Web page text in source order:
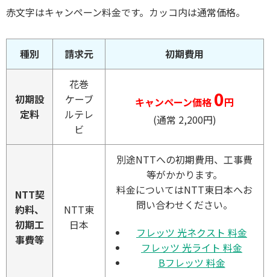
赤文字はキャンペーン料金です。カッコ内は通常価格。
種別 請求元 初期費用
初期設
定料
花巻
ケーブ
ルテレ
ビ
キャンペーン価格 0円
(通常 2,200円)
NTT契
約料、
初期工
事費等
NTT東
日本
別途NTTへの初期費用、工事費
等がかかります。
料金についてはNTT東日本へお
問い合わせください。
フレッツ 光ネクスト 料金
フレッツ 光ライト 料金
Bフレッツ 料金